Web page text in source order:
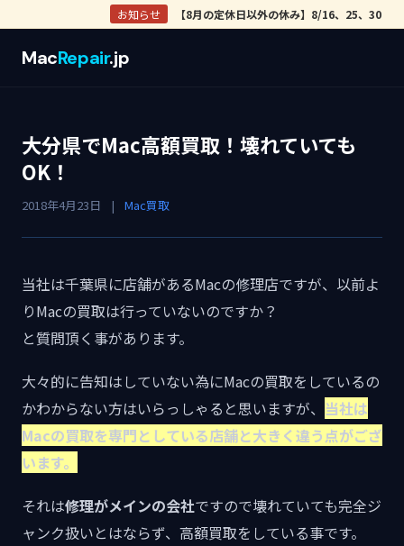
お知らせ 【8月の定休日以外の休み】8/16、25、30
MacRepair.jp
大分県でMac高額買取！壊れていても
OK！
2018年4月23日 | Mac買取
当社は千葉県に店舗があるMacの修理店ですが、以前よ
りMacの買取は行っていないのですか？
と質問頂く事があります。
大々的に告知はしていない為にMacの買取をしているの
かわからない方はいらっしゃると思いますが、 当社は
Macの買取を専門としている店舗と大きく違う点がござ
います。
それは修理がメインの会社ですので壊れていても完全ジ
ャンク扱いとはならず、高額買取をしている事です。